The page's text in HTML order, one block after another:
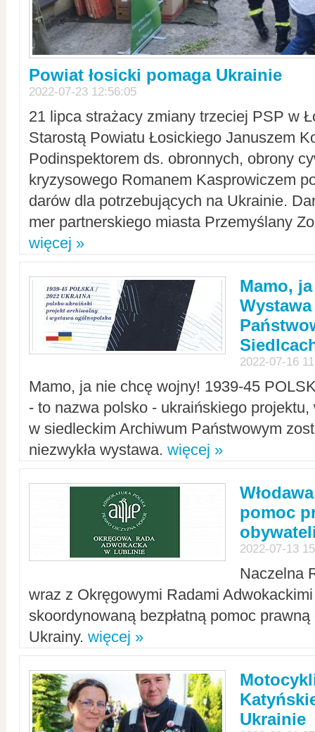
Powiat łosicki pomaga Ukrainie
2022-07-23 12:56:05
21 lipca strażacy zmiany trzeciej PSP w
Starostą Powiatu Łosickiego Januszem
Podinspektorem ds. obronnych, obrony
kryzysowego Romanem Kasprowiczem
darów dla potrzebujących na Ukrainie.
mer partnerskiego miasta Przemyślany
więcej »
Mamo,
2022-07-16
Mamo, ja nie chcę wojny! 1939-45
- to nazwa polsko - ukraińskiego
w siedleckim Archiwum Państwowym
niezwykła wystawa. więcej »
pomoc
2022-07-13
Naczelna
wraz z Okręgowymi Radami Adwokackimi
skoordynowaną bezpłatną pomoc
Ukrainy. więcej »
Ukrainie